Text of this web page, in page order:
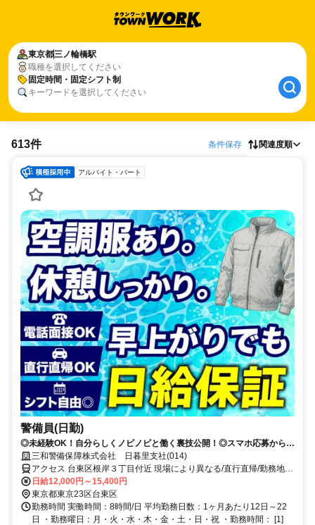
東京都三ノ輪橋駅
職種を選択してください
固定時間・固定シフト制
キーワードを選択してください
613件 条件保存 関連度順
アルバイト・パート
警備員(日勤)
◎未経験OK！自分らしくノビノビと働く裏技公開！◎スマホ応募から電
話面接で最短15分で内定！
三和警備保障株式会社 日暮里支社(014)
アクセス 台東区根岸３丁目付近 現場により異なる/直行直帰/勤務地相
談可 ■電話面接■来社不要■即日勤務
日給12,000円～15,400円
東京都東京23区台東区
勤務時間 実働時間：8時間/日 平均勤務日数：1ヶ月あたり12日～22
日 ・勤務曜日：月・火・水・木・金・土・日・祝 ・勤務時間： [1]